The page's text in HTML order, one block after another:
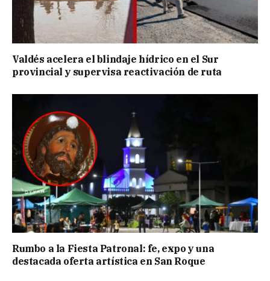
Valdés acelera el blindaje hídrico en el Sur
provincial y supervisa reactivación de ruta
Rumbo a la Fiesta Patronal: fe, expo y una
destacada oferta artística en San Roque